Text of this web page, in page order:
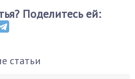
Поделитесь ей:
статьи